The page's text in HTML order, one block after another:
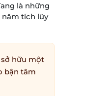
là những
năm tích lũy
hữu một
bận tâm